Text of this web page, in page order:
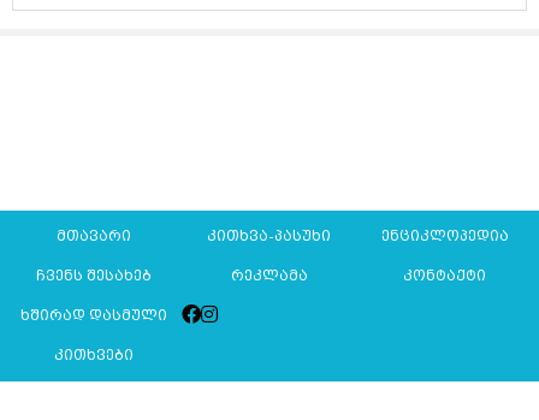
მთავარი კითხვა-პასუხი ენციკლოპედია
ჩვენს შესახებ რეკლამა კონტაქტი
ხშირად დასმული
კითხვები